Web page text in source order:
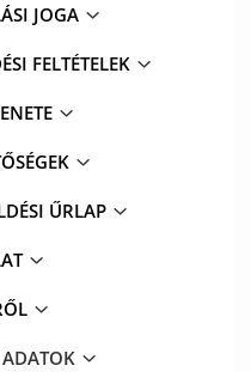
JOGA
FELTÉTELEK
ŰRLAP
ADATOK